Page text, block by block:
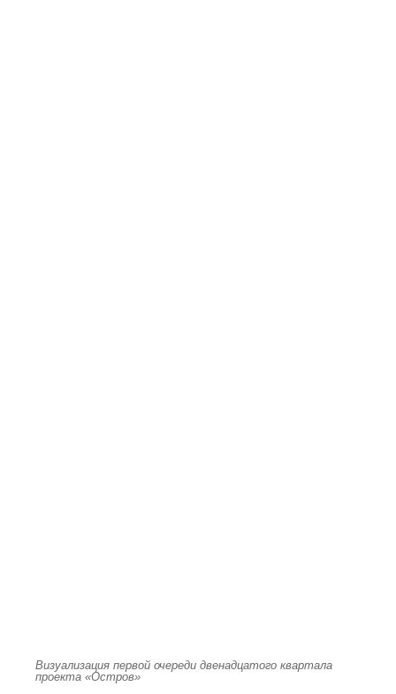
Визуализация первой очереди двенадцатого квартала
проекта «Остров»